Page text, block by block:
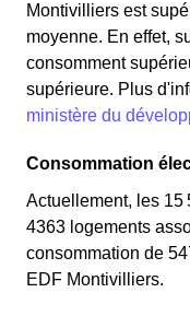
Montivilliers est
moyenne. En effet,
consomment
supérieure. Plus
ministère du
Consommation
Actuellement, les 15
4363 logements
consommation de
EDF Montivilliers.